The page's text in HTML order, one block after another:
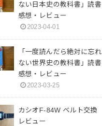
ない日本史の教科書」読書
感想・レビュー
2023-04-01
「一度読んだら絶対に忘れ
ない世界史の教科書」読書
感想・レビュー
2023-03-25
カシオF-84W ベルト交換
レビュー